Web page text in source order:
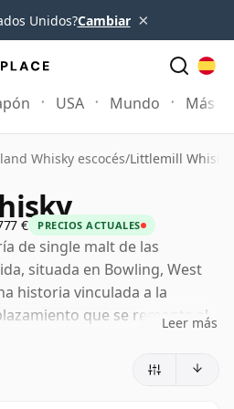
Unidos?Cambiar ×
USA Mundo Más
Whisky escocés/Littlemill Whisky
€ PRECIOS ACTUALES
de single malt de las
situada en Bowling, West
historia vinculada a la
que se remonta al
licencia más antiguos de
Leer más